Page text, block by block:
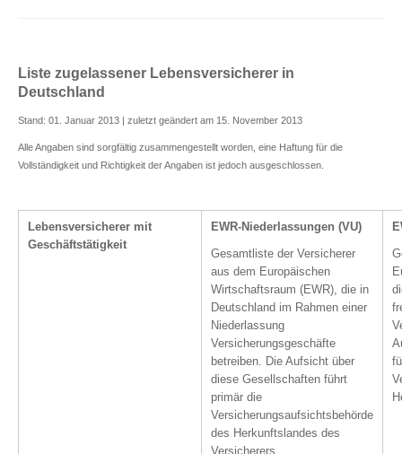
Liste zugelassener Lebensversicherer in
Deutschland
Stand: 01. Januar 2013 | zuletzt geändert am 15. November 2013
Alle Angaben sind sorgfältig zusammengestellt worden, eine Haftung für die
Vollständigkeit und Richtigkeit der Angaben ist jedoch ausgeschlossen.
Lebensversicherer mit
Geschäftstätigkeit
EWR-Niederlassungen (VU)
Gesamtliste der Versicherer
aus dem Europäischen
Wirtschaftsraum (EWR), die in
Deutschland im Rahmen einer
Niederlassung
Versicherungsgeschäfte
betreiben. Die Aufsicht über
diese Gesellschaften führt
primär die
Versicherungsaufsichtsbehörde
des Herkunftslandes des
Versicherers.